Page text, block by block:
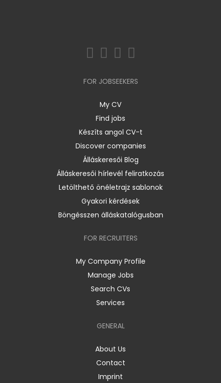
FOR JOBSEEKERS
My CV
Find jobs
Készíts angol CV-t
Discover companies
Álláskeresői Blog
Álláskeresői hírlevél feliratkozás
Letölthető önéletrajz sablonok
Gyakori kérdések
Böngésszen álláskatalógusban
FOR RECRUITERS
My Company Profile
Manage Jobs
Search CVs
Services
GENERAL
About Us
Contact
Imprint